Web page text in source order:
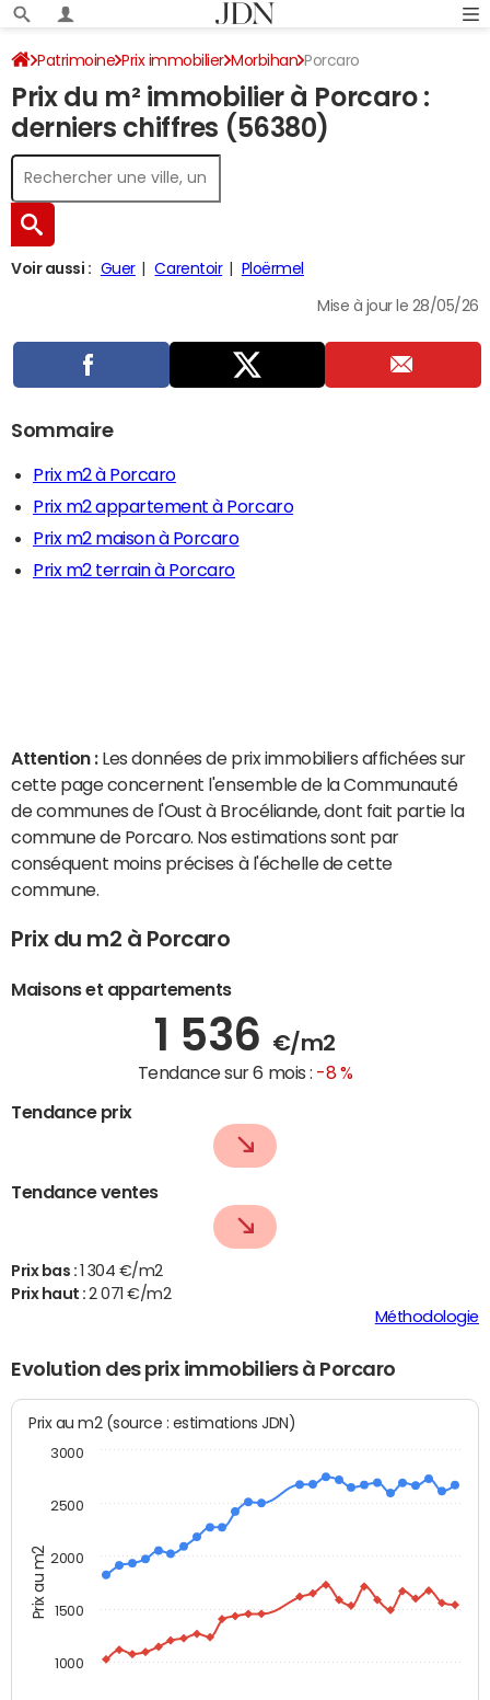
Patrimoine Prix immobilier Morbihan Porcaro
Prix du m² immobilier à Porcaro :
derniers chiffres (56380)
Voir aussi : Guer Carentoir Ploërmel
Mise à jour le 28/05/26
Sommaire
Prix m2 à Porcaro
Prix m2 appartement à Porcaro
Prix m2 maison à Porcaro
Prix m2 terrain à Porcaro
Attention : Les données de prix immobiliers affichées sur
cette page concernent l'ensemble de la Communauté
de communes de l'Oust à Brocéliande, dont fait partie la
commune de Porcaro. Nos estimations sont par
conséquent moins précises à l'échelle de cette
commune.
Prix du m2 à Porcaro
Maisons et appartements
1 536 €/m2
Tendance sur 6 mois : -8 %
Tendance prix
Tendance ventes
Prix bas :
1 304 €/m2
Prix haut :2 071 €/m2
Méthodologie
Evolution des prix immobiliers à Porcaro
Prix au m2
Prix au m2 (source : estimations JDN)
1000
1500
2000
2500
3000